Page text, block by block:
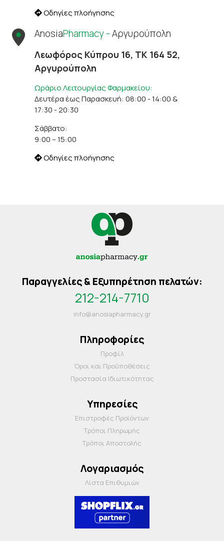
Οδηγίες πλοήγησης
AnosiaPharmacy -Αργυρούπολη
Λεωφόρος Κύπρου 16, ΤΚ 164 52,
Αργυρούπολη
Ωράριο Λειτουργίας Φαρμακείου:
Δευτέρα έως Παρασκευή: 08:00 - 14:00 &
17:30 - 20:30
Σάββατο:
9:00 – 15:00
Οδηγίες πλοήγησης
Παραγγελίες & Εξυπηρέτηση πελατών:
212-214-7710
info@anosiapharmacy.gr
Πληροφορίες
Προφίλ
Όροι και Προΰποθέσεις
Προστασία Ιδιωτικότητας
Υπηρεσίες
Επιστροφές Προϊόντων
Τρόποι Πληρωμής
Τρόποι Αποστολής
Λογαριασμός
Λίστα Επιθυμιών